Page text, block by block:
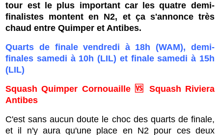
tour est le plus important car les quatre demi-
finalistes montent en N2, et ça s'annonce très
chaud entre Quimper et Antibes.
Quarts de finale vendredi à 18h (WAM), demi-
finales samedi à 10h (LIL) et finale samedi à 15h
(LIL)
Squash Quimper Cornouaille 🆚 Squash Riviera
Antibes
C'est sans aucun doute le choc des quarts de finale,
et il n'y aura qu'une place en N2 pour ces deux